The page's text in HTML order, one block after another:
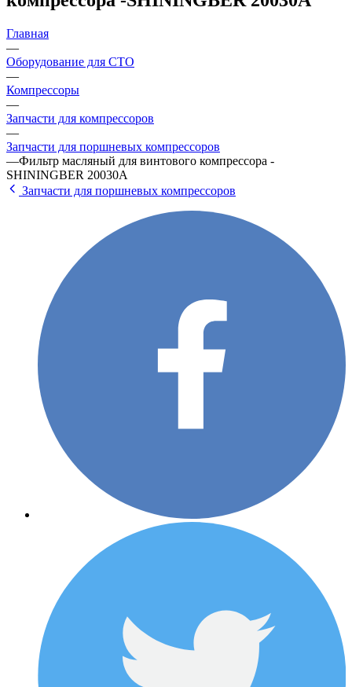
Главная
—
Оборудование для СТО
—
Компрессоры
—
Запчасти для компрессоров
—
Запчасти для поршневых компрессоров
—Фильтр масляный для винтового компрессора -
SHININGBER 20030A
Запчасти для поршневых компрессоров